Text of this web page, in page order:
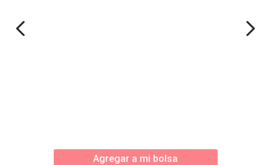
Agregar a mi bolsa